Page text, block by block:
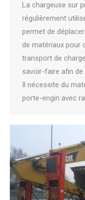
La chargeuse sur
régulièrement
permet de
de matériaux pour
transport de
savoir-faire afin de
Il nécessite du
porte-engin avec